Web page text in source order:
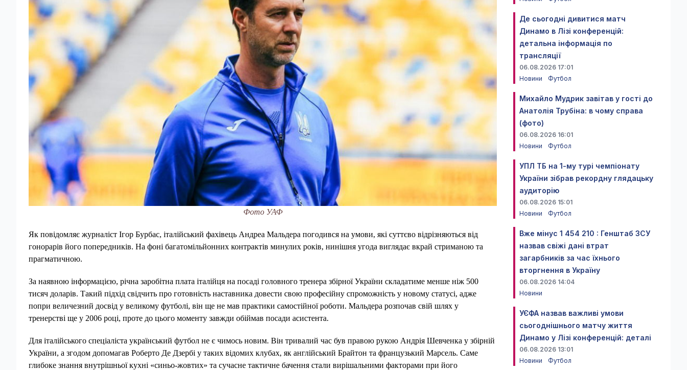
Фото УАФ
Як повідомляє журналіст Ігор Бурбас, італійський фахівець Андреа Мальдера погодився на умови, які суттєво відрізняються від
гонорарів його попередників. На фоні багатомільйонних контрактів минулих років, нинішня угода виглядає вкрай стриманою та
прагматичною.
За наявною інформацією, річна заробітна плата італійця на посаді головного тренера збірної України складатиме менше ніж 500
тисяч доларів. Такий підхід свідчить про готовність наставника довести свою професійну спроможність у новому статусі, адже
попри величезний досвід у великому футболі, він ще не мав практики самостійної роботи. Мальдера розпочав свій шлях у
тренерстві ще у 2006 році, проте до цього моменту завжди обіймав посади асистента.
Для італійського спеціаліста український футбол не є чимось новим. Він тривалий час був правою рукою Андрія Шевченка у збірній
України, а згодом допомагав Роберто Де Дзербі у таких відомих клубах, як англійський Брайтон та французький Марсель. Саме
глибоке знання внутрішньої кухні «синьо-жовтих» та сучасне тактичне бачення стали вирішальними факторами при його
Де сьогодні дивитися матч
Динамо в Лізі конференцій:
детальна інформація по
трансляції
06.08.2026 17:01
Новини
Футбол
Михайло Мудрик завітав у гості до
Анатолія Трубіна: в чому справа
(фото)
06.08.2026 16:01
Новини
Футбол
УПЛ ТБ на 1-му турі чемпіонату
України зібрав рекордну глядацьку
аудиторію
06.08.2026 15:01
Новини
Футбол
Вже мінус 1 454 210 : Генштаб ЗСУ
назвав свіжі дані втрат
загарбників за час їхнього
вторгнення в Україну
06.08.2026 14:04
Новини
УЄФА назвав важливі умови
сьогоднішнього матчу життя
Динамо у Лізі конференцій: деталі
06.08.2026 13:01
Новини
Футбол